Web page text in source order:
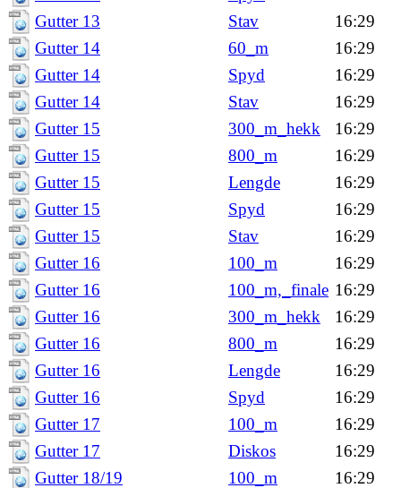
Gutter 13
Stav
16:29
Gutter 14
60_m
16:29
Gutter 14
Spyd
16:29
Gutter 14
Stav
16:29
Gutter 15
300_m_hekk
16:29
Gutter 15
800_m
16:29
Gutter 15
Lengde
16:29
Gutter 15
Spyd
16:29
Gutter 15
Stav
16:29
Gutter 16
100_m
16:29
Gutter 16
100_m,_finale 16:29
Gutter 16
300_m_hekk
16:29
Gutter 16
800_m
16:29
Gutter 16
Lengde
16:29
Gutter 16
Spyd
16:29
Gutter 17
100_m
16:29
Gutter 17
Diskos
16:29
Gutter 18/19
100_m
16:29